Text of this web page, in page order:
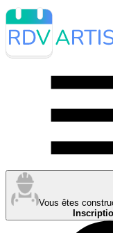
Vous êtes